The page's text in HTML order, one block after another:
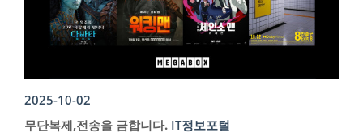
2025-10-02
무단복제,전송을 금합니다. IT정보포털